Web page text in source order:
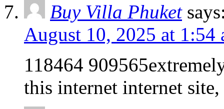
Buy Villa Phuket
August 10, 2025 at 1:54
118464
this internet internet